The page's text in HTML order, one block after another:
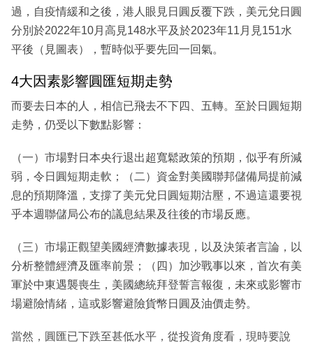
過，自疫情緩和之後，港人眼見日圓反覆下跌，美元兌日圓
分別於2022年10月高見148水平及於2023年11月見151水
平後（見圖表），暫時似乎要先回一回氣。
4大因素影響圓匯短期走勢
而要去日本的人，相信已飛去不下四、五轉。至於日圓短期
走勢，仍受以下數點影響：
（一）市場對日本央行退出超寬鬆政策的預期，似乎有所減
弱，令日圓短期走軟；（二）資金對美國聯邦儲備局提前減
息的預期降溫，支撐了美元兌日圓短期沽壓，不過這還要視
乎本週聯儲局公布的議息結果及往後的市場反應。
（三）市場正觀望美國經濟數據表現，以及決策者言論，以
分析整體經濟及匯率前景；（四）加沙戰事以來，首次有美
軍於中東遇襲喪生，美國總統拜登誓言報復，未來或影響市
場避險情緒，這或影響避險貨幣日圓及油價走勢。
當然，圓匯已下跌至甚低水平，從投資角度看，現時要說